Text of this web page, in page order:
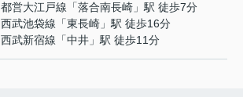
都営大江戸線 「落合南長崎 」駅 徒歩7分
西武池袋線 「東長崎 」駅 徒歩16分
西武新宿線 「中井 」駅 徒歩11分